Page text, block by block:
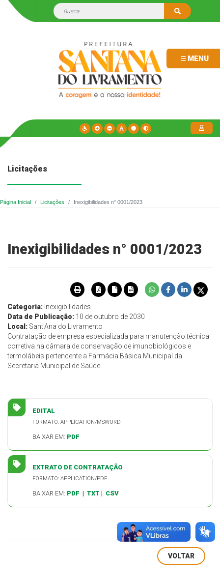
MENU
Licitações
Página Inicial Licitações Inexigibilidades n° 0001/2023
Inexigibilidades n° 0001/2023
Categoria: Inexigibilidades
Data de Publicação: 10 de outubro de 2030
Local: Sant'Ana do Livramento
Contratação de empresa especializada para manutenção técnica
corretiva na câmara de conservação de imunobiológicos e
termolábeis pertencente a Farmácia Básica Municipal da
Secretaria Municipal de Saúde.
EDITAL
FORMATO: APPLICATION/MSWORD
BAIXAR EM: PDF
EXTRATO DE CONTRATAÇÃO
FORMATO: APPLICATION/PDF
BAIXAR EM: PDF | TXT | CSV
VOLTAR